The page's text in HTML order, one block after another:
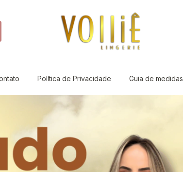
Política de Privacidade Guia de medidas